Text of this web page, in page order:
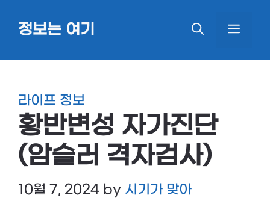
정보는 여기
라이프 정보
황반변성 자가진단
(암슬러 격자검사)
10월 7, 2024 by 시기가 맞아